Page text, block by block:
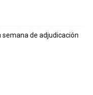
semana de adjudicación